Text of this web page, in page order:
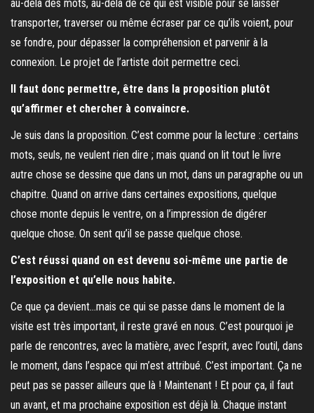
au-delà des mots, au-delà de ce qui est visible pour se laisser
transporter, traverser ou même écraser par ce qu’ils voient, pour
se fondre, pour dépasser la compréhension et parvenir à la
connexion. Le projet de l’artiste doit permettre ceci.
Il faut donc permettre, être dans la proposition plutôt
qu’affirmer et chercher à convaincre.
Je suis dans la proposition. C’est comme pour la lecture : certains
mots, seuls, ne veulent rien dire ; mais quand on lit tout le livre
autre chose se dessine que dans un mot, dans un paragraphe ou un
chapitre. Quand on arrive dans certaines expositions, quelque
chose monte depuis le ventre, on a l’impression de digérer
quelque chose. On sent qu’il se passe quelque chose.
C’est réussi quand on est devenu soi-même une partie de
l’exposition et qu’elle nous habite.
Ce que ça devient…mais ce qui se passe dans le moment de la
visite est très important, il reste gravé en nous. C’est pourquoi je
parle de rencontres, avec la matière, avec l’esprit, avec l’outil, dans
le moment, dans l’espace qui m’est attribué. C’est important. Ça ne
peut pas se passer ailleurs que là ! Maintenant ! Et pour ça, il faut
un avant, et ma prochaine exposition est déjà là. Chaque instant